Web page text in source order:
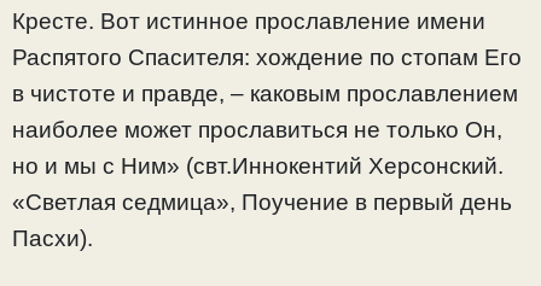
Кресте. Вот истинное прославление имени
Распятого Спасителя: хождение по стопам Его
в чистоте и правде, – каковым прославлением
наиболее может прославиться не только Он,
но и мы с Ним» (свт.Иннокентий Херсонский.
«Светлая седмица», Поучение в первый день
Пасхи).